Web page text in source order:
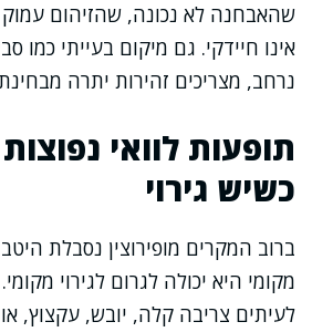
שהאבחנה לא נכונה, שהזיהום עמוק
אינו חיידקי. גם מיקום בעייתי כמו
נרחב, מצריכים זהירות יתרה
תופעות לוואי
כשיש גירוי
ברוב המקרים מופירוצין נסבלת
מקומי היא יכולה לגרום לגירוי
לעיתים צריבה קלה, יובש, עקצוץ, או